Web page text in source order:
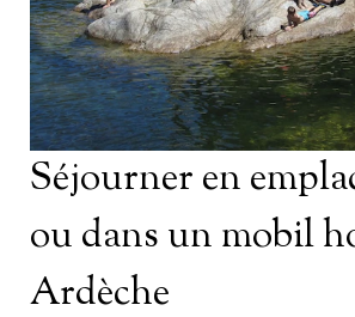
Séjourner en
ou dans un mobil
Ardèche